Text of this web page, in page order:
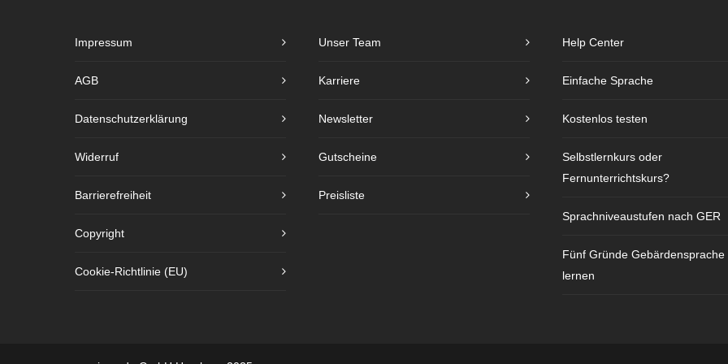
Impressum
AGB
Datenschutzerklärung
Widerruf
Barrierefreiheit
Copyright
Cookie-Richtlinie (EU)
Unser Team
Karriere
Newsletter
Gutscheine
Preisliste
Help Center
Einfache Sprache
Kostenlos testen
Selbstlernkurs oder
Fernunterrichtskurs?
Sprachniveaustufen nach GER
Fünf Gründe Gebärdensprache
lernen